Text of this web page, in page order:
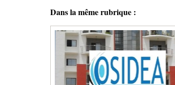
Dans la même rubrique :